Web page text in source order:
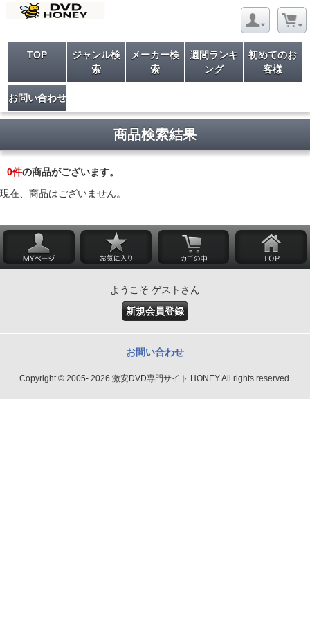
TOP
ジャンル検
索
メーカー検
索
週間ランキ
ング
初めてのお
客様
お問い合わせ
商品検索結果
0件の商品がございます。
現在、商品はございません。
ようこそ ゲストさん
新規会員登録
お問い合わせ
Copyright © 2005- 2026 激安DVD専門サイト HONEY All rights reserved.